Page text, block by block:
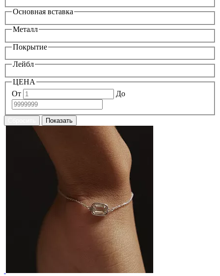
Основная вставка
Металл
Покрытие
Лейбл
ЦЕНА
От
До